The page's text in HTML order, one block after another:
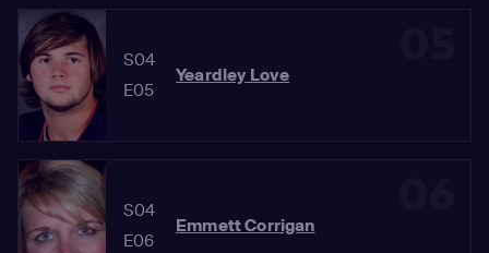
S04
E05
Yeardley Love
S04
E06
Emmett Corrigan